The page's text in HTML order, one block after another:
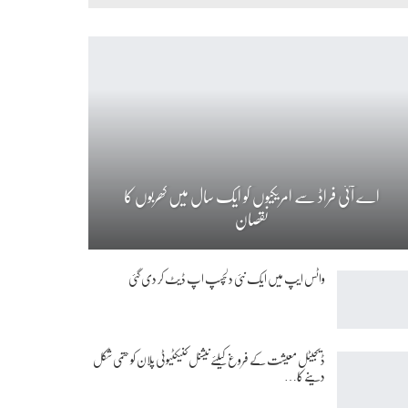
اے آئی فراڈ سے امریکیوں کو ایک سال میں کھربوں کا
نقصان
واٹس ایپ میں ایک نئی دلچسپ اپ ڈیٹ کر دی گئی
ڈیجیٹل معیشت کے فروغ کیلئے نیشنل کنیکٹیوٹی پلان کو حتمی شکل
دینے کا…